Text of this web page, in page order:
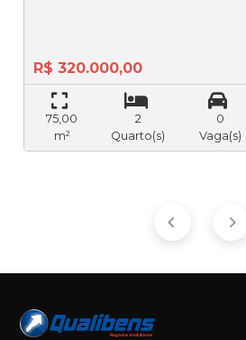
R$ 320.000,00
75,00
m²
2
Quarto(s)
0
Vaga(s)